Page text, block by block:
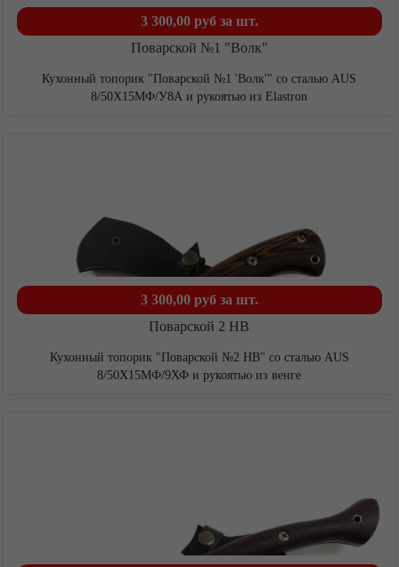
3 300,00 руб за шт.
Поварской №1 "Волк"
Кухонный топорик "Поварской №1 'Волк'" со сталью AUS
8/50Х15МФ/У8А и рукоятью из Elastron
3 300,00 руб за шт.
Поварской 2 НВ
Кухонный топорик "Поварской №2 НВ" со сталью AUS
8/50Х15МФ/9ХФ и рукоятью из венге